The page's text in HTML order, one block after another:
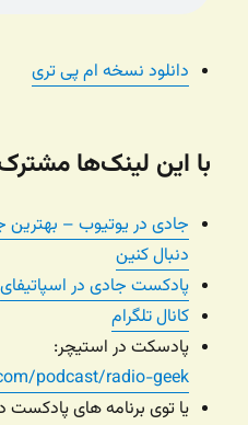
دانلود نسخه ام پی تری
با این لینک‌ها
جادی در یوتیوب – بهترین
دنبال کنین
پادکست جادی در اسپاتیفای
کانال تلگرام
پادسکت در استیچر:
podcast/radio-geek
یا توی برنامه های پادکست